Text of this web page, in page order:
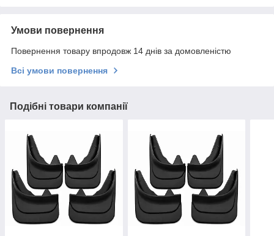
Умови повернення
Повернення товару впродовж 14 днів за домовленістю
Всі умови повернення
Подібні товари компанії